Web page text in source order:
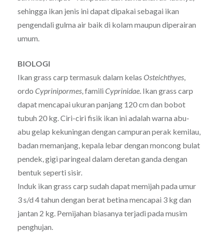
sehingga ikan jenis ini dapat dipakai sebagai ikan
pengendali gulma air baik di kolam maupun diperairan
umum.
BIOLOGI
Ikan grass carp termasuk dalam kelas Osteichthyes,
ordo Cyprinipormes, famili Cyprinidae. Ikan grass carp
dapat mencapai ukuran panjang 120 cm dan bobot
tubuh 20 kg. Ciri-ciri fisik ikan ini adalah warna abu-
abu gelap kekuningan dengan campuran perak kemilau,
badan memanjang, kepala lebar dengan moncong bulat
pendek, gigi paringeal dalam deretan ganda dengan
bentuk seperti sisir.
Induk ikan grass carp sudah dapat memijah pada umur
3 s/d 4 tahun dengan berat betina mencapai 3 kg dan
jantan 2 kg. Pemijahan biasanya terjadi pada musim
penghujan.